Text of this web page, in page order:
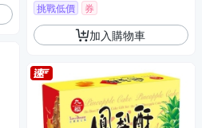
挑戰低價 券
加入購物車